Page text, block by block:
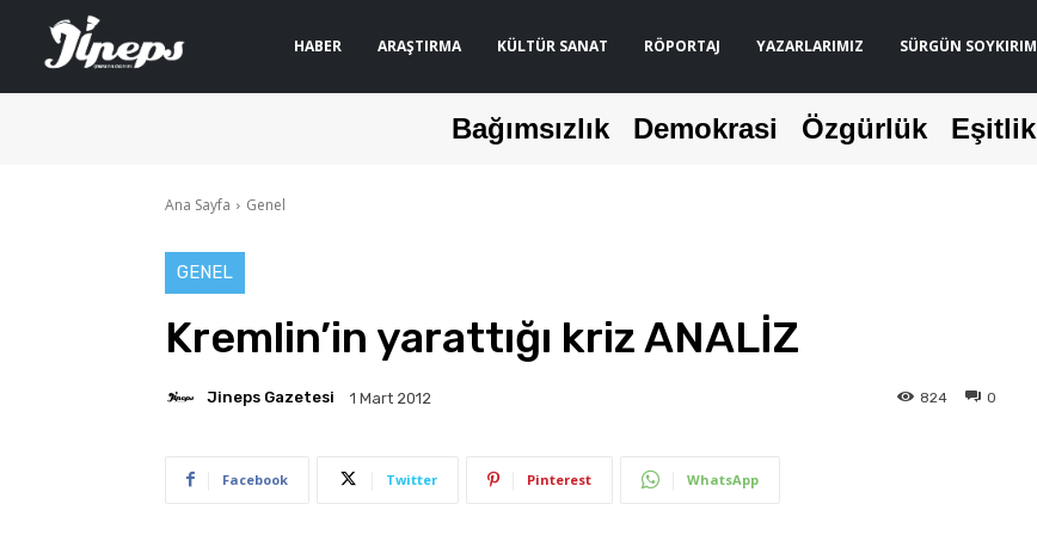
HABER ARAŞTIRMA KÜLTÜR SANAT RÖPORTAJ YAZARLARIMIZ SÜRGÜN SOYKIRIM
Bağımsızlık Demokrasi Özgürlük Eşitlik
Ana Sayfa Genel
GENEL
Kremlin’in yarattığı kriz ANALİZ
Jineps Gazetesi 1 Mart 2012 0
824
Facebook Twitter Pinterest WhatsApp